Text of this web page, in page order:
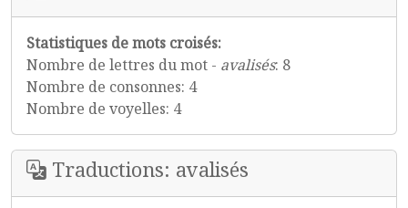
Statistiques de mots croisés:
Nombre de lettres du mot - avalisés: 8
Nombre de consonnes: 4
Nombre de voyelles: 4
Traductions: avalisés